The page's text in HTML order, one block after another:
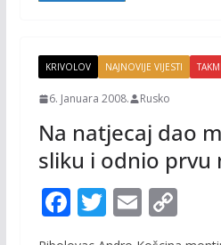
KRIVOLOV NAJNOVIJE VIJESTI
6. Januara 2008. Rusko
Na natjecaj dao
sliku i odnio prvu
F T
w
E
m
C